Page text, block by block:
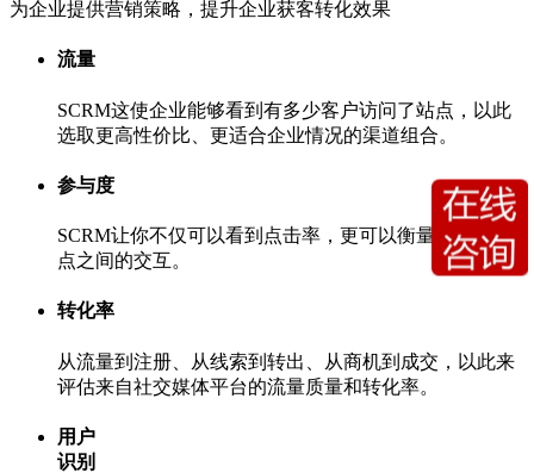
为企业提供营销策略，提升企业获客转化效果
流量
SCRM这使企业能够看到有多少客户访问了站点，以此
选取更高性价比、更适合企业情况的渠道组合。
参与度
SCRM让你不仅可以看到点击率，更可以衡量用户与站
点之间的交互。
转化率
从流量到注册、从线索到转出、从商机到成交，以此来
评估来自社交媒体平台的流量质量和转化率。
用户
识别